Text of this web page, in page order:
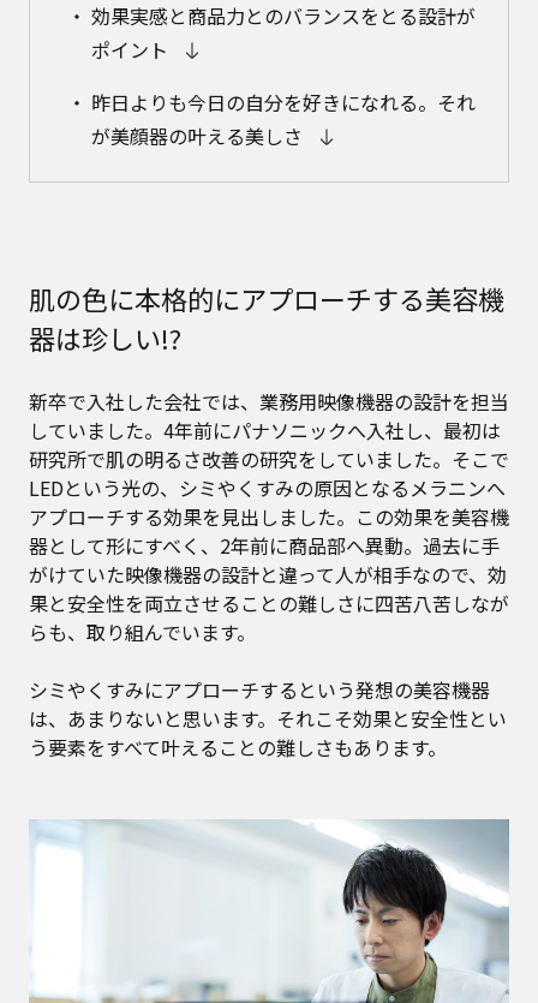
効果実感と商品力とのバランスをとる設計が
ポイント
昨日よりも今日の自分を好きになれる。それ
が美顔器の叶える美しさ
肌の色に本格的にアプローチする美容機
器は珍しい!?
新卒で入社した会社では、業務用映像機器の設計を担当
していました。4年前にパナソニックへ入社し、最初は
研究所で肌の明るさ改善の研究をしていました。そこで
LEDという光の、シミやくすみの原因となるメラニンへ
アプローチする効果を見出しました。この効果を美容機
器として形にすべく、2年前に商品部へ異動。過去に手
がけていた映像機器の設計と違って人が相手なので、効
果と安全性を両立させることの難しさに四苦八苦しなが
らも、取り組んでいます。
シミやくすみにアプローチするという発想の美容機器
は、あまりないと思います。それこそ効果と安全性とい
う要素をすべて叶えることの難しさもあります。